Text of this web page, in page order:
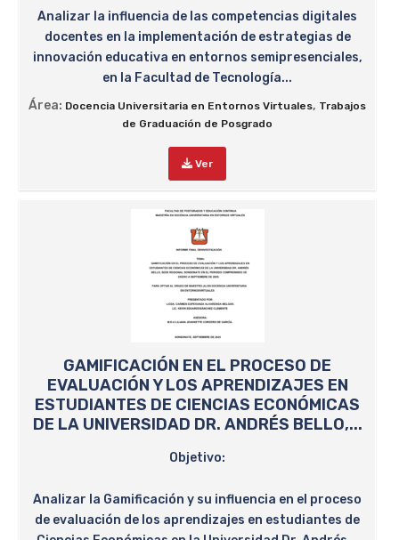
Analizar la influencia de las competencias digitales
docentes en la implementación de estrategias de
innovación educativa en entornos semipresenciales,
en la Facultad de Tecnología...
Área: Docencia Universitaria en Entornos Virtuales, Trabajos
de Graduación de Posgrado
Ver
GAMIFICACIÓN EN EL PROCESO DE
EVALUACIÓN Y LOS APRENDIZAJES EN
ESTUDIANTES DE CIENCIAS ECONÓMICAS
DE LA UNIVERSIDAD DR. ANDRÉS BELLO,...
Objetivo:
Analizar la Gamificación y su influencia en el proceso
de evaluación de los aprendizajes en estudiantes de